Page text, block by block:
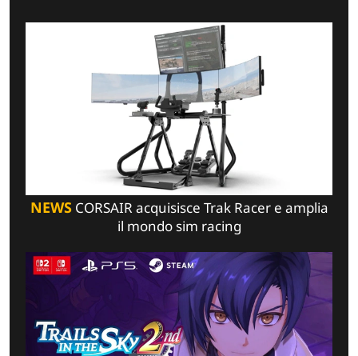
NEWSCORSAIR acquisisce Trak Racer e amplia
il mondo sim racing